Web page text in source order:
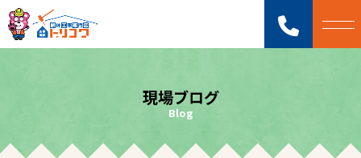
現場ブログ
Blog